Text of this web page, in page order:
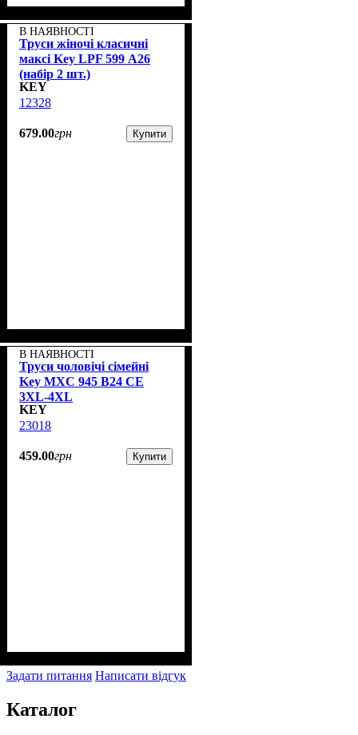
В НАЯВНОСТІ
Труси жіночі класичні
максі Key LPF 599 А26
(набір 2 шт.)
KEY
12328
679.00грн Купити
В НАЯВНОСТІ
Труси чоловічі сімейні
Key MXC 945 В24 CE
3XL-4XL
KEY
23018
459.00грн Купити
Задати питання Написати відгук
Каталог